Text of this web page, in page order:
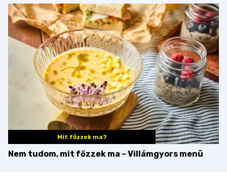
hétvégi ebédhez
Mit főzzek ma?
Nem tudom, mit főzzek ma – Villámgyors menü